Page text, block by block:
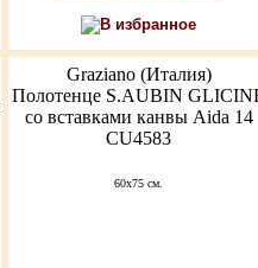
В избранное
Graziano (Италия)
Полотенце S.AUBIN
со вставками канвы Aida 14
CU4583
60x75 см.